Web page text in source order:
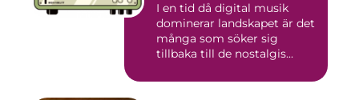
I en tid då digital musik
dominerar landskapet är det
många som söker sig
tillbaka till de nostalgis...